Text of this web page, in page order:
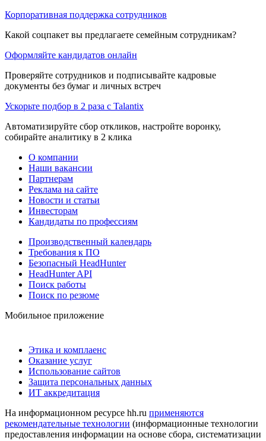
Корпоративная поддержка сотрудников
Какой соцпакет вы предлагаете семейным сотрудникам?
Оформляйте кандидатов онлайн
Проверяйте сотрудников и подписывайте кадровые
документы без бумаг и личных встреч
Ускорьте подбор в 2 раза с Talantix
Автоматизируйте сбор откликов, настройте воронку,
собирайте аналитику в 2 клика
О компании
Наши вакансии
Партнерам
Реклама на сайте
Новости и статьи
Инвесторам
Кандидаты по профессиям
Производственный календарь
Требования к ПО
Безопасный HeadHunter
HeadHunter API
Поиск работы
Поиск по резюме
Мобильное приложение
Этика и комплаенс
Оказание услуг
Использование сайтов
Защита персональных данных
ИТ аккредитация
На информационном ресурсе hh.ru применяются
рекомендательные технологии (информационные технологии
предоставления информации на основе сбора, систематизации